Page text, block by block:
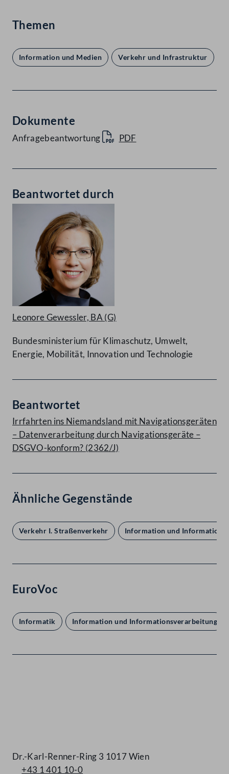
Themen
Information und Medien Verkehr und Infrastruktur
Dokumente
Anfragebeantwortung PDF
Beantwortet durch
Leonore Gewessler, BA (G)
Bundesministerium für Klimaschutz, Umwelt,
Energie, Mobilität, Innovation und Technologie
Beantwortet
Irrfahrten ins Niemandsland mit Navigationsgeräten
– Datenverarbeitung durch Navigationsgeräte –
DSGVO-konform? (2362/J)
Ähnliche Gegenstände
Verkehr I. Straßenverkehr Information und
EuroVoc
Informatik Information und Informationsverarbeitung
Dr.-Karl-Renner-Ring 3 1017 Wien
+43 1 401 10-0